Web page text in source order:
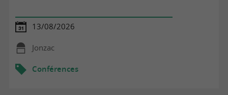
13/08/2026
Jonzac
Conférences